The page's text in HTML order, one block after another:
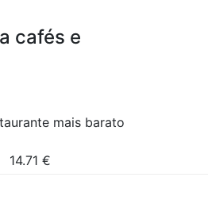
cafés e
mais barato
14.71 €